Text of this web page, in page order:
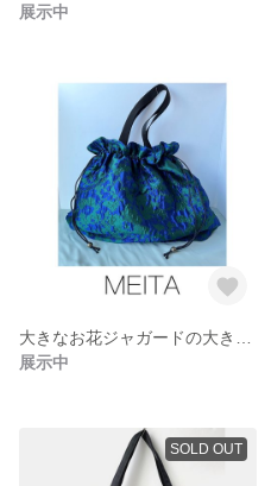
展示中
展示中
SOLD OUT